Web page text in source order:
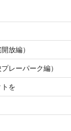
放編）
レーパーク編）
を